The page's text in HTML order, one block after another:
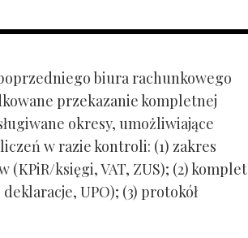
biura rachunkowego
przekazanie kompletnej
okresy, umożliwiające
w razie kontroli: (1) zakres
księgi, VAT, ZUS); (2) komplet
UPO); (3) protokół